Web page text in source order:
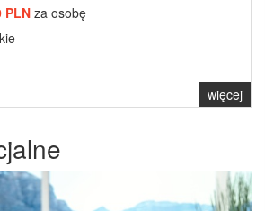
PLNza osobę
więcej